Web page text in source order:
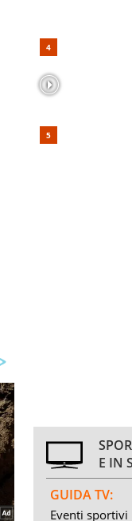
E IN
GUIDA TV:
Eventi